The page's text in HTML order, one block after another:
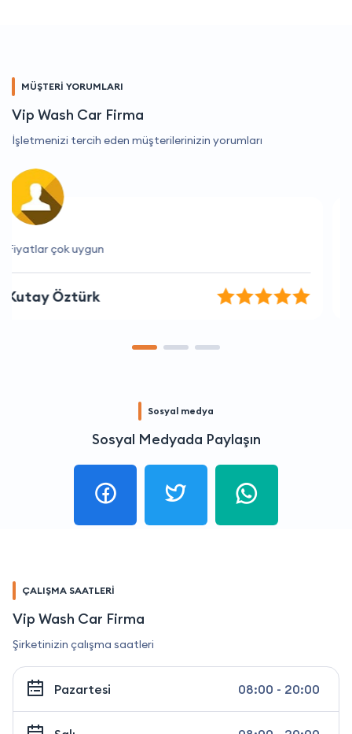
MÜŞTERİ YORUMLARI
Vip Wash Car Firma
İşletmenizi tercih eden müşterilerinizin yorumları
Beni hiç hayal kırıklığına uğratmadılar
Yusuf Akın
Sosyal medya
Sosyal Medyada Paylaşın
ÇALIŞMA SAATLERİ
Vip Wash Car Firma
Şirketinizin çalışma saatleri
Pazartesi 08:00 - 20:00